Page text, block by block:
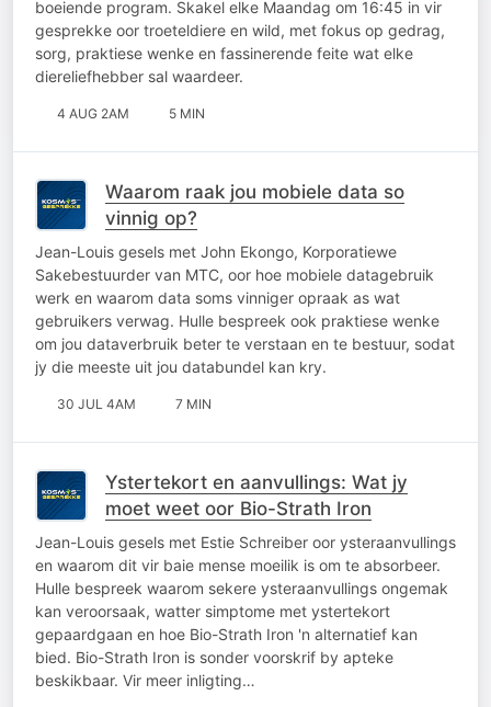
boeiende program. Skakel elke Maandag om 16:45 in vir
gesprekke oor troeteldiere en wild, met fokus op gedrag,
sorg, praktiese wenke en fassinerende feite wat elke
diereliefhebber sal waardeer.
4 AUG 2AM 5 MIN
Waarom raak jou mobiele data so
vinnig op?
Jean-Louis gesels met John Ekongo, Korporatiewe
Sakebestuurder van MTC, oor hoe mobiele datagebruik
werk en waarom data soms vinniger opraak as wat
gebruikers verwag. Hulle bespreek ook praktiese wenke
om jou dataverbruik beter te verstaan en te bestuur, sodat
jy die meeste uit jou databundel kan kry.
30 JUL 4AM 7 MIN
Ystertekort en aanvullings: Wat jy
moet weet oor Bio-Strath Iron
Jean-Louis gesels met Estie Schreiber oor ysteraanvullings
en waarom dit vir baie mense moeilik is om te absorbeer.
Hulle bespreek waarom sekere ysteraanvullings ongemak
kan veroorsaak, watter simptome met ystertekort
gepaardgaan en hoe Bio-Strath Iron 'n alternatief kan
bied. Bio-Strath Iron is sonder voorskrif by apteke
beskikbaar. Vir meer inligting…